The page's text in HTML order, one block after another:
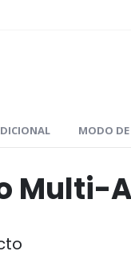
MODO DE
Multi-